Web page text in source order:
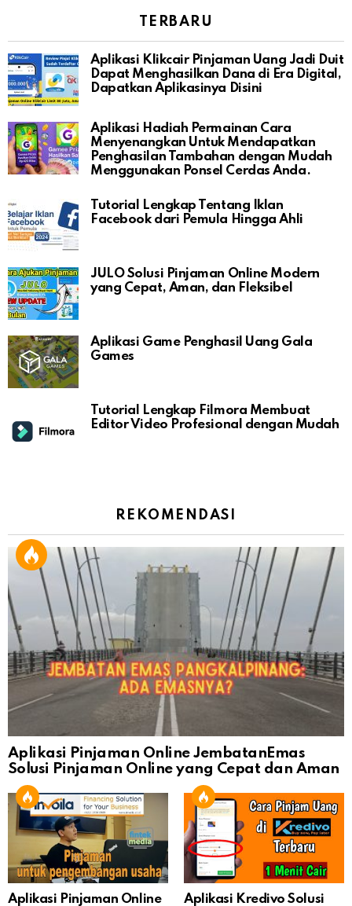
TERBARU
Aplikasi Klikcair Pinjaman Uang Jadi Duit
Dapat Menghasilkan Dana di Era Digital,
Dapatkan Aplikasinya Disini
Aplikasi Hadiah Permainan Cara
Menyenangkan Untuk Mendapatkan
Penghasilan Tambahan dengan Mudah
Menggunakan Ponsel Cerdas Anda.
Tutorial Lengkap Tentang Iklan
Facebook dari Pemula Hingga Ahli
JULO Solusi Pinjaman Online Modern
yang Cepat, Aman, dan Fleksibel
Aplikasi Game Penghasil Uang Gala
Games
Tutorial Lengkap Filmora Membuat
Editor Video Profesional dengan Mudah
REKOMENDASI
Aplikasi Pinjaman Online JembatanEmas
Solusi Pinjaman Online yang Cepat dan Aman
Aplikasi Pinjaman Online
Aplikasi Kredivo Solusi